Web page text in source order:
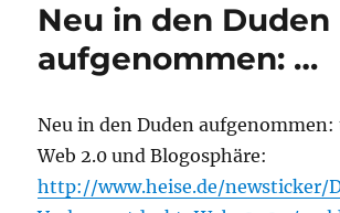
Neu in den Duden
aufgenommen: …
Neu in den Duden
Web 2.0 und Blogosphäre:
http://www.heise.de/newsticker/